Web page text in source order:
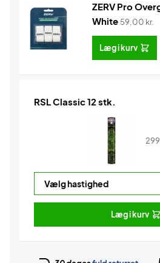
ZERV Pro
White 59,00 kr.
Læg i kurv
RSL Classic 12 stk.
Læg i kurv